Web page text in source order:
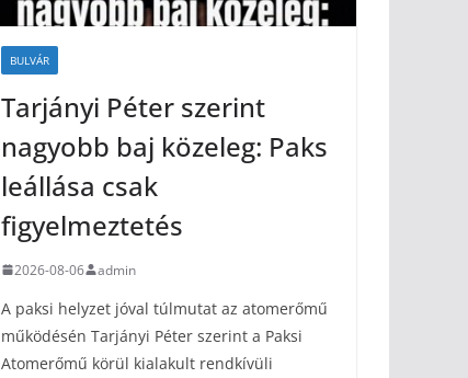
BULVÁR
Tarjányi Péter szerint
nagyobb baj közeleg: Paks
leállása csak
figyelmeztetés
2026-08-06 admin
A paksi helyzet jóval túlmutat az atomerőmű
működésén Tarjányi Péter szerint a Paksi
Atomerőmű körül kialakult rendkívüli